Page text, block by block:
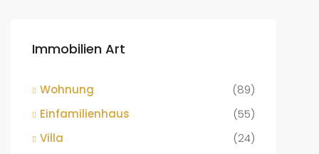
Immobilien Art
Wohnung
(89)
Einfamilienhaus
(55)
Villa
(24)